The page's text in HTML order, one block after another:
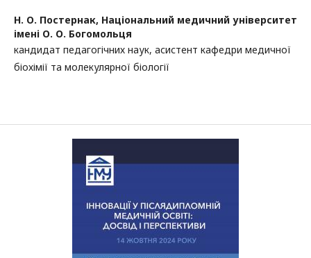
Н. О. Постернак, Національний медичний університет
імені О. О. Богомольця
кандидат педагогічних наук, асистент кафедри медичної
біохімії та молекулярної біології